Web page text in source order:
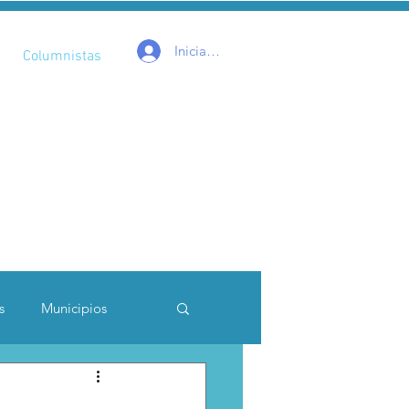
Columnistas Iniciar sesión
Municipios